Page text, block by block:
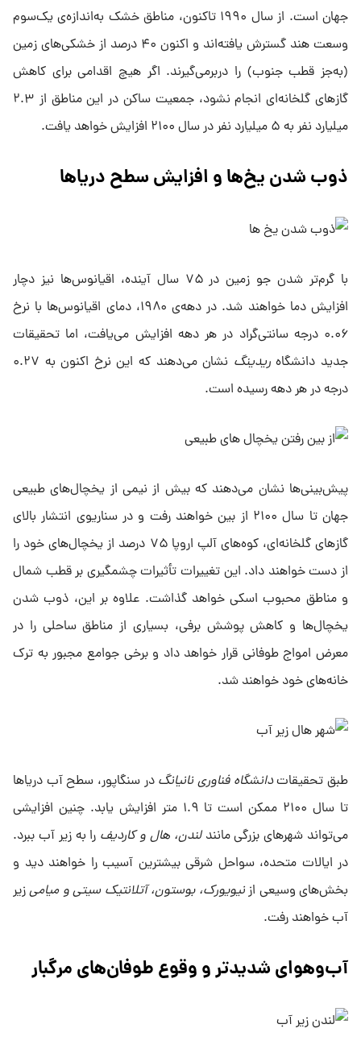
جهان است. از سال ۱۹۹۰ تاکنون، مناطق خشک به‌اندازه‌ی یک‌سوم
وسعت هند گسترش یافته‌اند و اکنون ۴۰ درصد از خشکی‌های زمین
(به‌جز قطب جنوب) را دربرمی‌گیرند. اگر هیچ اقدامی برای کاهش
گازهای گلخانه‌ای انجام نشود، جمعیت ساکن در این مناطق از ۲.۳
میلیارد نفر به ۵ میلیارد نفر در سال ۲۱۰۰ افزایش خواهد یافت.
ذوب شدن یخ‌ها و افزایش سطح دریاها
با گرم‌تر شدن جو زمین در ۷۵ سال آینده، اقیانوس‌ها نیز دچار
افزایش دما خواهند شد. در دهه‌ی ۱۹۸۰، دمای اقیانوس‌ها با نرخ
۰.۰۶ درجه‌ سانتی‌گراد در هر دهه افزایش می‌یافت، اما تحقیقات
جدید دانشگاهریدینگ
نشان می‌دهند که این نرخ اکنون به ۰.۲۷
درجه در هر دهه رسیده است.
پیش‌بینی‌ها نشان می‌دهند که بیش از نیمی از یخچال‌های طبیعی
جهان تا سال ۲۱۰۰ از بین خواهند رفت و در سناریوی انتشار بالای
گازهای گلخانه‌ای، کوه‌های آلپ اروپا ۷۵ درصد از یخچال‌های خود را
از دست خواهند داد. این تغییرات تأثیرات چشمگیری بر قطب شمال
و مناطق محبوب اسکی خواهد گذاشت. علاوه بر این، ذوب شدن
یخچال‌ها و کاهش پوشش برفی، بسیاری از مناطق ساحلی را در
معرض امواج طوفانی قرار خواهد داد و برخی جوامع مجبور به ترک
خانه‌های خود خواهند شد.
طبق تحقیقاتدانشگاه فناوری نانیانگ در سنگاپور، سطح آب دریاها
تا سال ۲۱۰۰ ممکن است تا ۱.۹ متر افزایش یابد. چنین افزایشی
می‌تواند شهرهای بزرگی مانندلندن، هال و کاردیف را به زیر آب ببرد.
در ایالات متحده، سواحل شرقی بیشترین آسیب را خواهند دید و
بخش‌های وسیعی ازنیویورک، بوستون، آتلانتیک سیتی و میامیزیر
آب خواهند رفت.
آب‌وهوای شدیدتر و وقوع طوفان‌های مرگبار